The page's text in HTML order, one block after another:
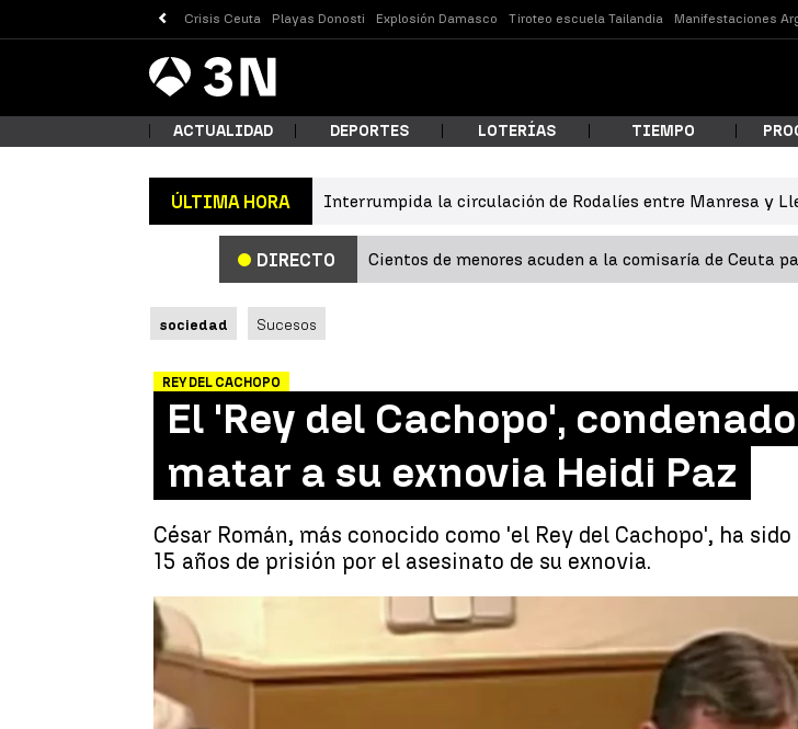
Crisis Ceuta Playas Donosti Explosión Damasco Tiroteo escuela Tailandia Manifestaciones
Antena
3 Noticias
¿Qué estás buscando?
Buscar
ACTUALIDAD DEPORTES LOTERÍAS TIEMPO
ÚLTIMA HORA Interrumpida la circulación de Rodalíes entre Manresa y
DIRECTO Cientos de menores acuden a la comisaría de Ceuta
sociedad Sucesos
REY DEL CACHOPO
El 'Rey del Cachopo',
matar a su exnovia Heidi Paz
César Román, más conocido como 'el Rey del Cachopo', ha
15 años de prisión por el asesinato de su exnovia.
El 'Rey del Cachopo',